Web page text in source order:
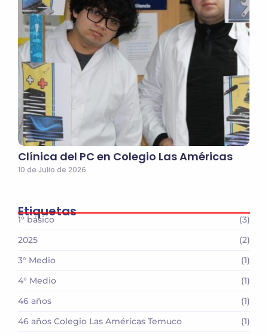
Clínica del PC en Colegio Las Américas
10 de Julio de 2026
Etiquetas
1° básico
(3)
2025
(2)
3° Medio
(1)
4° Medio
(1)
46 años
(1)
46 años Colegio Las Américas Temuco
(1)